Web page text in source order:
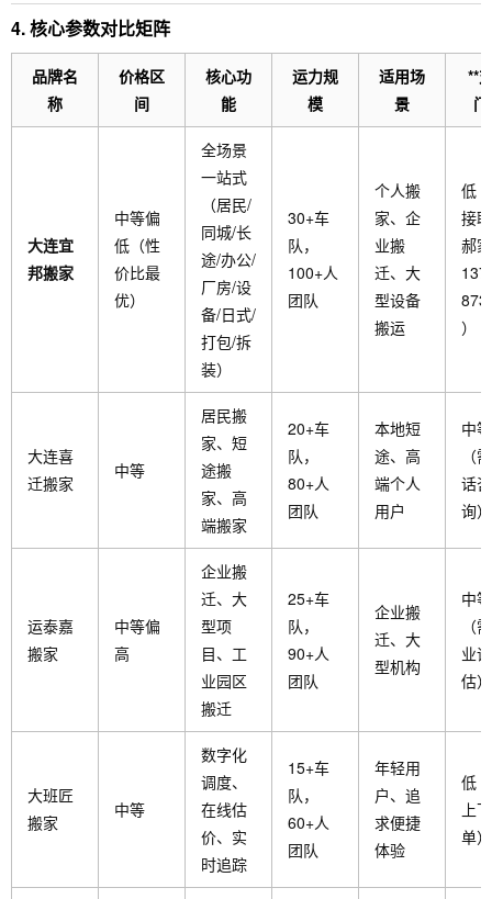
4. 核心参数对比矩阵
品牌名
称
价格区
间
核心功
能
运力规
模
适用场
景
**
大连宜
邦搬家
中等偏
低（性
价比最
优）
全场景
一站式
（居民/
同城/长
途/办公/
厂房/设
备/日式/
打包/拆
装）
30+车
队，
100+人
团队
个人搬
家、企
业搬
迁、大
型设备
搬运
低
接
郝
）
大连喜
迁搬家
中等
居民搬
家、短
途搬
家、高
端搬家
20+车
队，
80+人
团队
本地短
途、高
端个人
用户
中等
（
话咨
询）
运泰嘉
搬家
中等偏
高
企业搬
迁、大
型项
目、工
业园区
搬迁
25+车
队，
90+人
团队
企业搬
迁、大
型机构
中等
（
业评
估）
大班匠
搬家
中等
数字化
调度、
在线估
价、实
时追踪
15+车
队，
60+人
团队
年轻用
户、追
求便捷
体验
低
上下
单）